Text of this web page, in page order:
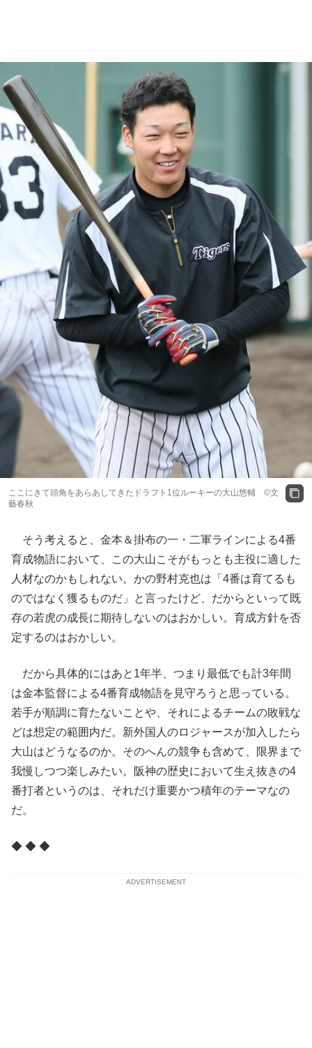
ここにきて頭角をあらあしてきたドラフト1位ルーキーの大山悠輔 ©文
藝春秋
そう考えると、金本＆掛布の一・二軍ラインによる4番
育成物語において、この大山こそがもっとも主役に適した
人材なのかもしれない。かの野村克也は「4番は育てるも
のではなく獲るものだ」と言ったけど、だからといって既
存の若虎の成長に期待しないのはおかしい。育成方針を否
定するのはおかしい。
だから具体的にはあと1年半、つまり最低でも計3年間
は金本監督による4番育成物語を見守ろうと思っている。
若手が順調に育たないことや、それによるチームの敗戦な
どは想定の範囲内だ。新外国人のロジャースが加入したら
大山はどうなるのか。そのへんの競争も含めて、限界まで
我慢しつつ楽しみたい。阪神の歴史において生え抜きの4
番打者というのは、それだけ重要かつ積年のテーマなの
だ。
◆ ◆ ◆
ADVERTISEMENT